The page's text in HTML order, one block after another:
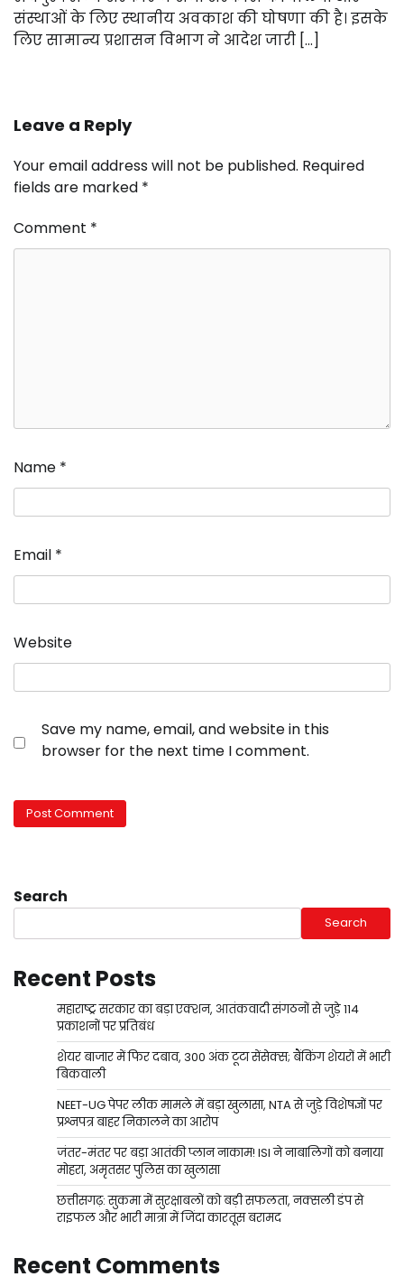
संस्थाओं के लिए स्थानीय अवकाश की घोषणा की है। इसके
लिए सामान्य प्रशासन विभाग ने आदेश जारी […]
Leave a Reply
Your email address will not be published. Required
fields are marked *
Comment *
Name *
Email *
Website
Save my name, email, and website in this
browser for the next time I comment.
Search
Search
Recent Posts
महाराष्ट्र सरकार का बड़ा एक्शन, आतंकवादी संगठनों से जुड़े 114
प्रकाशनों पर प्रतिबंध
शेयर बाजार में फिर दबाव, 300 अंक टूटा सेंसेक्स; बैंकिंग शेयरों में भारी
बिकवाली
NEET-UG पेपर लीक मामले में बड़ा खुलासा, NTA से जुड़े विशेषज्ञों पर
प्रश्नपत्र बाहर निकालने का आरोप
जंतर-मंतर पर बड़ा आतंकी प्लान नाकाम! ISI ने नाबालिगों को बनाया
मोहरा, अमृतसर पुलिस का खुलासा
छत्तीसगढ़: सुकमा में सुरक्षाबलों को बड़ी सफलता, नक्सली डंप से
राइफल और भारी मात्रा में जिंदा कारतूस बरामद
Recent Comments